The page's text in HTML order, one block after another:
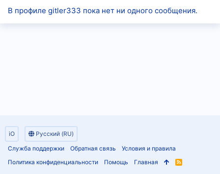
В профиле gitler333 пока нет ни одного сообщения.
iO
Русский (RU)
Служба поддержки
Обратная связь
Условия и правила
Политика конфиденциальности
Помощь Главная
R